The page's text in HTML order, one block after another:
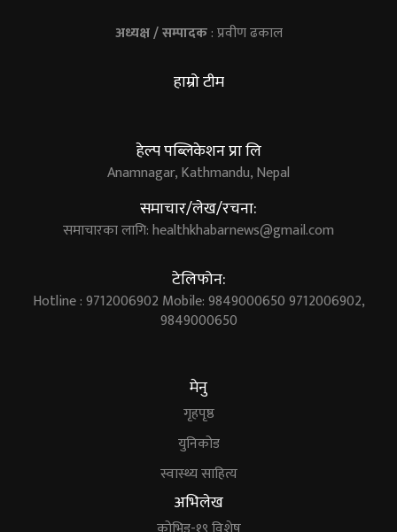
अध्यक्ष / सम्पादक: प्रवीण ढकाल
हाम्रो टीम
हेल्प पब्लिकेशन प्रा लि
Anamnagar, Kathmandu, Nepal
समाचार/लेख/रचना:
समाचारका लागि:healthkhabarnews@gmail.com
टेलिफोन:
Hotline : 9712006902 Mobile: 9849000650 9712006902,
9849000650
मेनु
गृहपृष्ठ
युनिकोड
स्वास्थ्य साहित्य
अभिलेख